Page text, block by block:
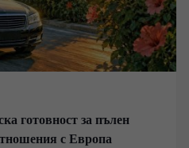
готовност за пълен
с Европа